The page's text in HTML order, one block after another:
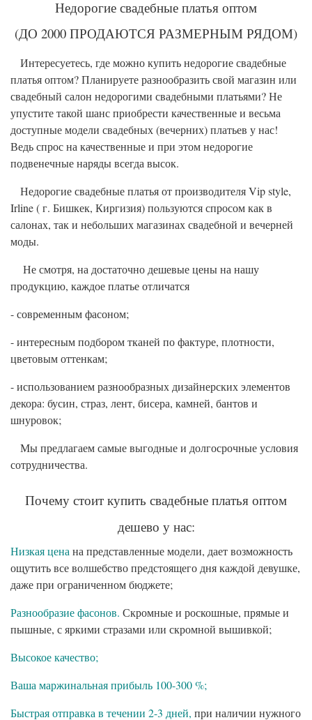
Недорогие свадебные платья оптом
(ДО 2000 ПРОДАЮТСЯ РАЗМЕРНЫМ РЯДОМ)
Интересуетесь, где можно купить недорогие свадебные
платья оптом? Планируете разнообразить свой магазин или
свадебный салон недорогими свадебными платьями? Не
упустите такой шанс приобрести качественные и весьма
доступные модели свадебных (вечерних) платьев у нас!
Ведь спрос на качественные и при этом недорогие
подвенечные наряды всегда высок.
Недорогие свадебные платья от производителя Vip style,
Irline ( г. Бишкек, Киргизия) пользуются спросом как в
салонах, так и небольших магазинах свадебной и вечерней
моды.
Не смотря, на достаточно дешевые цены на нашу
продукцию, каждое платье отличатся
- современным фасоном;
- интересным подбором тканей по фактуре, плотности,
цветовым оттенкам;
- использованием разнообразных дизайнерских элементов
декора: бусин, страз, лент, бисера, камней, бантов и
шнуровок;
Мы предлагаем самые выгодные и долгосрочные условия
сотрудничества.
Почему стоит купить свадебные платья оптом
дешево у нас:
Низкая цена на представленные модели, дает возможность
ощутить все волшебство предстоящего дня каждой девушке,
даже при ограниченном бюджете;
Разнообразие фасонов. Скромные и роскошные, прямые и
пышные, с яркими стразами или скромной вышивкой;
Высокое качество;
Ваша маржинальная прибыль 100-300 %;
Быстрая отправка в течении 2-3 дней, при наличии нужного